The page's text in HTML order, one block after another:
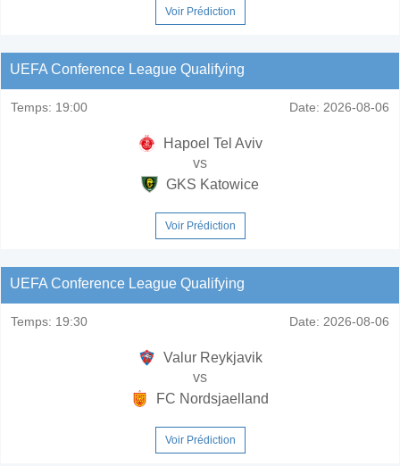
Voir Prédiction
UEFA Conference League Qualifying
Temps: 19:00 Date: 2026-08-06
Hapoel Tel Aviv
vs
GKS Katowice
Voir Prédiction
UEFA Conference League Qualifying
Temps: 19:30 Date: 2026-08-06
Valur Reykjavik
vs
FC Nordsjaelland
Voir Prédiction